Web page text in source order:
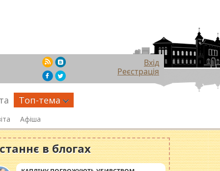
Вхід
Реєстрація
Топ-тема
Афіша
в блогах